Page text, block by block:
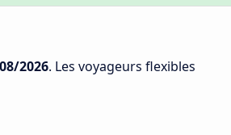
2026. Les voyageurs flexibles